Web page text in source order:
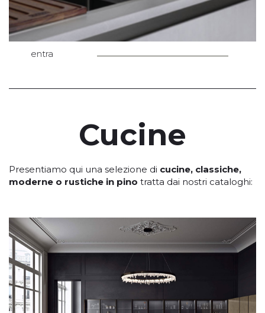
entra
Cucine
Presentiamo qui una selezione di cucine, classiche,
moderne o rustiche in pino tratta dai nostri cataloghi: